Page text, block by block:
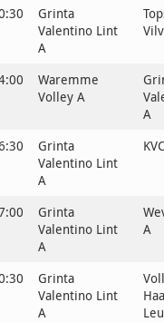
Grinta
Valentino Lint
A
Waremme
Volley A
A
Grinta
Valentino Lint
A
Grinta
Valentino Lint
A
A
Grinta
Valentino Lint
A